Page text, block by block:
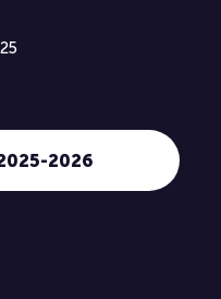
2026